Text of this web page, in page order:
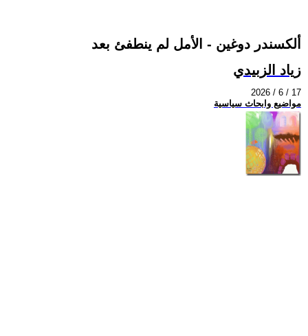
ألكسندر دوغين - الأمل لم ينطفئ بعد
زياد الزبيدي
2026 / 6 / 17
مواضيع وابحاث سياسية